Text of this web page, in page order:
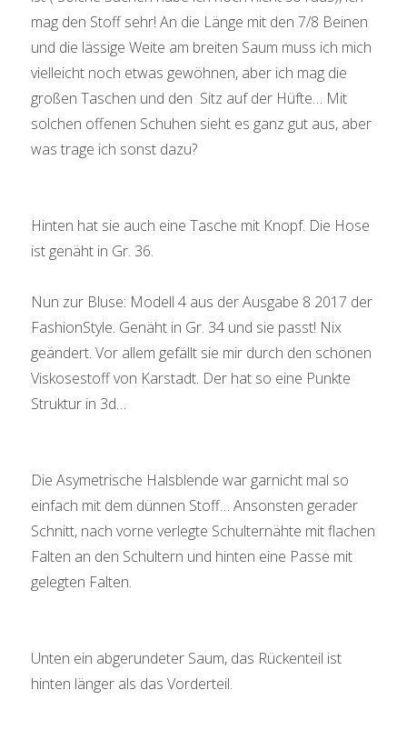
mag den Stoff sehr! An die Länge mit den 7/8 Beinen
und die lässige Weite am breiten Saum muss ich mich
vielleicht noch etwas gewöhnen, aber ich mag die
großen Taschen und den Sitz auf der Hüfte… Mit
solchen offenen Schuhen sieht es ganz gut aus, aber
was trage ich sonst dazu?
Hinten hat sie auch eine Tasche mit Knopf. Die Hose
ist genäht in Gr. 36.
Nun zur Bluse: Modell 4 aus der Ausgabe 8 2017 der
FashionStyle. Genäht in Gr. 34 und sie passt! Nix
geändert. Vor allem gefällt sie mir durch den schönen
Viskosestoff von Karstadt. Der hat so eine Punkte
Struktur in 3d…
Die Asymetrische Halsblende war garnicht mal so
einfach mit dem dünnen Stoff… Ansonsten gerader
Schnitt, nach vorne verlegte Schulternähte mit flachen
Falten an den Schultern und hinten eine Passe mit
gelegten Falten.
Unten ein abgerundeter Saum, das Rückenteil ist
hinten länger als das Vorderteil.